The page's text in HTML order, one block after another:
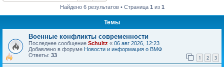
Найдено 6 результатов • Страница 1 из 1
Темы
Военные конфликты современности
Последнее сообщение Schultz « 06 авг 2026, 12:23
Добавлено в форуме Новости и информация о ВМФ
Ответы: 33 1 2 3